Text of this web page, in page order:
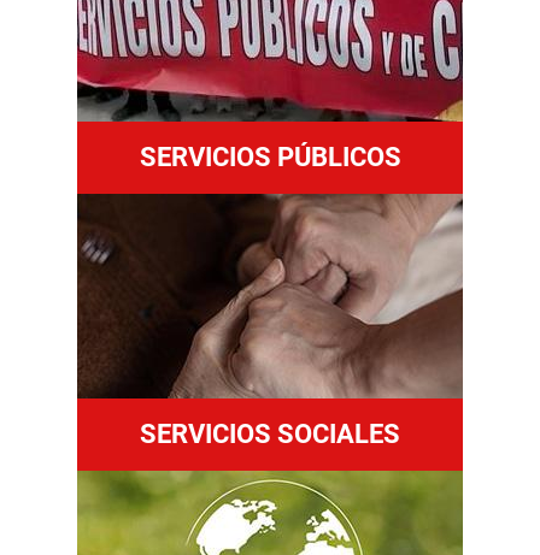
SERVICIOS PÚBLICOS
SERVICIOS SOCIALES